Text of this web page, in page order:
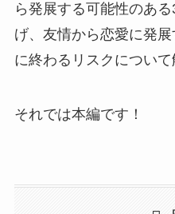
ら発展する可能性のあ
げ、友情から恋愛に発
に終わるリスクについて
それでは本編です！